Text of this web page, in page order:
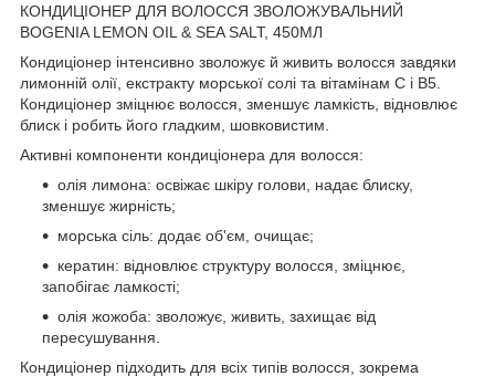
КОНДИЦІОНЕР ДЛЯ ВОЛОССЯ ЗВОЛОЖУВАЛЬНИЙ
BOGENIA LEMON OIL & SEA SALT, 450МЛ
Кондиціонер інтенсивно зволожує й живить волосся завдяки
лимонній олії, екстракту морської солі та вітамінам C і B5.
Кондиціонер зміцнює волосся, зменшує ламкість, відновлює
блиск і робить його гладким, шовковистим.
Активні компоненти кондиціонера для волосся:
олія лимона: освіжає шкіру голови, надає блиску,
зменшує жирність;
морська сіль: додає об'єм, очищає;
кератин: відновлює структуру волосся, зміцнює,
запобігає ламкості;
олія жожоба: зволожує, живить, захищає від
пересушування.
Кондиціонер підходить для всіх типів волосся, зокрема